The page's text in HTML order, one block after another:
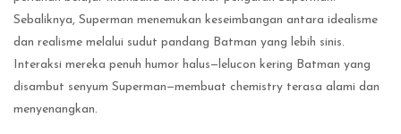
Sebaliknya, Superman menemukan keseimbangan antara idealisme
dan realisme melalui sudut pandang Batman yang lebih sinis.
Interaksi mereka penuh humor halus—lelucon kering Batman yang
disambut senyum Superman—membuat chemistry terasa alami dan
menyenangkan.